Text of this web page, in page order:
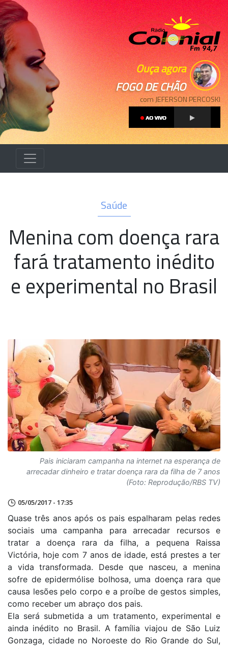
Ouça agora
FOGO DE CHÃO
com JEFERSON PERCOSKI
Saúde
Menina com doença rara
fará tratamento inédito
e experimental no Brasil
Pais iniciaram campanha na internet na esperança de
arrecadar dinheiro e tratar doença rara da filha de 7 anos
(Foto: Reprodução/RBS TV)
05/05/2017 - 17:35
Quase três anos após os pais espalharam pelas redes
sociais uma campanha para arrecadar recursos e
tratar a doença rara da filha, a pequena Raissa
Victória, hoje com 7 anos de idade, está prestes a ter
a vida transformada. Desde que nasceu, a menina
sofre de epidermólise bolhosa, uma doença rara que
causa lesões pelo corpo e a proíbe de gestos simples,
como receber um abraço dos pais.
Ela será submetida a um tratamento, experimental e
ainda inédito no Brasil. A família viajou de São Luiz
Gonzaga, cidade no Noroeste do Rio Grande do Sul,